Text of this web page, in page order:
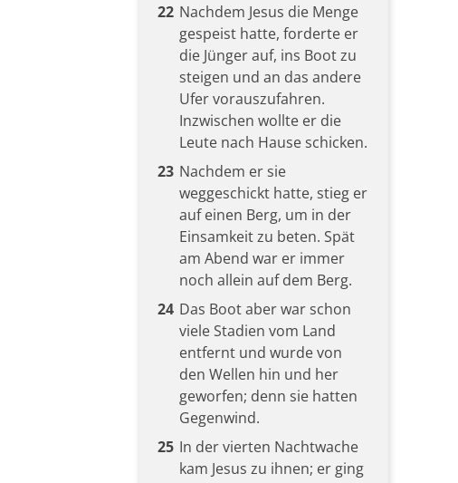
22 Nachdem Jesus die Menge
gespeist hatte, forderte er
die Jünger auf, ins Boot zu
steigen und an das andere
Ufer vorauszufahren.
Inzwischen wollte er die
Leute nach Hause schicken.
23 Nachdem er sie
weggeschickt hatte, stieg er
auf einen Berg, um in der
Einsamkeit zu beten. Spät
am Abend war er immer
noch allein auf dem Berg.
24 Das Boot aber war schon
viele Stadien vom Land
entfernt und wurde von
den Wellen hin und her
geworfen; denn sie hatten
Gegenwind.
25 In der vierten Nachtwache
kam Jesus zu ihnen; er ging